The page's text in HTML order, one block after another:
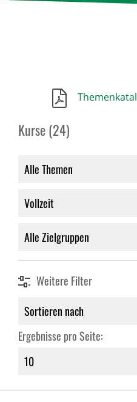
Kurse (24)
Weitere Filter
Ergebnisse pro Seite: